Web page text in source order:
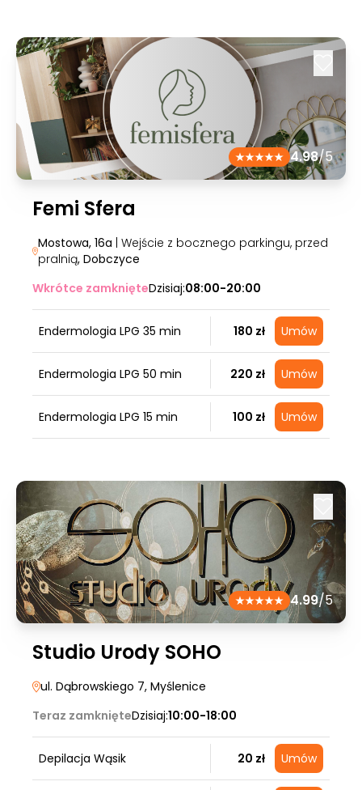
4.98/5
Femi Sfera
Mostowa, 16a | Wejście z bocznego parkingu, przed
pralnią, Dobczyce
Wkrótce zamknięteDzisiaj:08:00-20:00
Endermologia LPG 35 min 180 zł Umów
Endermologia LPG 50 min 220 zł Umów
Endermologia LPG 15 min 100 zł Umów
4.99/5
Studio Urody SOHO
ul. Dąbrowskiego 7, Myślenice
Teraz zamknięteDzisiaj:10:00-18:00
Depilacja Wąsik 20 zł Umów